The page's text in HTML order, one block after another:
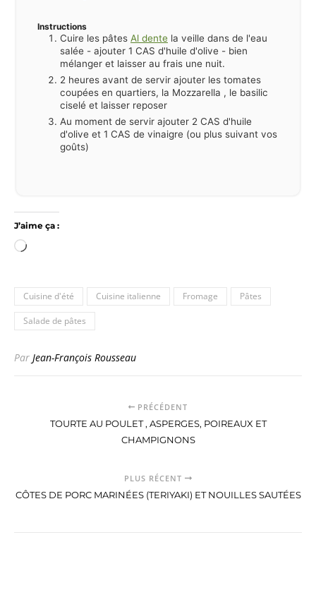
Instructions
Cuire les pâtes Al dente la veille dans de l'eau
salée - ajouter 1 CAS d'huile d'olive - bien
mélanger et laisser au frais une nuit.
2 heures avant de servir ajouter les tomates
coupées en quartiers, la Mozzarella , le basilic
ciselé et laisser reposer
Au moment de servir ajouter 2 CAS d'huile
d'olive et 1 CAS de vinaigre (ou plus suivant vos
goûts)
J’aime ça :
Chargement…
Cuisine d'été Cuisine italienne Fromage Pâtes
Salade de pâtes
Par Jean-François Rousseau
PRÉCÉDENT
TOURTE AU POULET , ASPERGES, POIREAUX ET
CHAMPIGNONS
PLUS RÉCENT
CÔTES DE PORC MARINÉES (TERIYAKI) ET NOUILLES SAUTÉES